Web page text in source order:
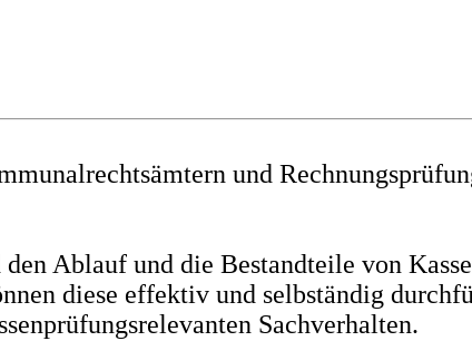
und
den Ablauf und die Bestandteile von
diese effektiv und selbständig
Sachverhalten.